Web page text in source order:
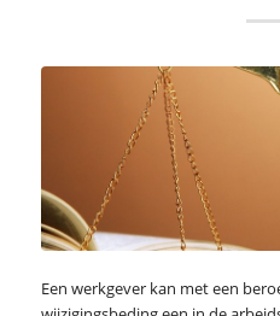
Een werkgever kan met een